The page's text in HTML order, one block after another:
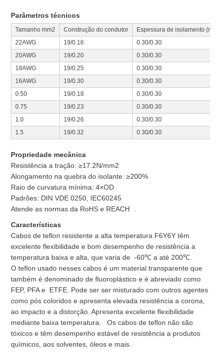
Parâmetros técnicos
Tamanho mm2 Construção do condutor
Espessura de isolamento (mm)
22AWG
19/0.16
0.30/0.30
20AWG
19/0.20
0.30/0.30
18AWG
19/0.25
0.30/0.30
16AWG
19/0.30
0.30/0.30
0.50
19/0.18
0.30/0.30
0.75
19/0.23
0.30/0.30
1.0
19/0.26
0.30/0.30
1.5
19/0.32 0.30/0.30
Propriedade mecânica
Resistência a tração: ≥17.2N/mm2
Alongamento na quebra do isolante: ≥200%
Raio de curvatura mínima: 4×OD
Padrões: DIN VDE 0250, IEC60245
Atende as normas da RoHS e REACH .
Características
Cabos de teflon resistente a alta temperatura F6Y6Y têm
excelente flexibilidade e bom desempenho de resistência a
temperatura baixa e alta, que varia de -60℃ a até 200℃.
O teflon usado nesses cabos é um material transparente que
também é denominado de fluoroplástico e é abreviado como
FEP, PFA e ETFE. Pode ser ser misturado com outros agentes
como pós coloridos e apresenta elevada resistência a corona,
ao impacto e a distorção. Apresenta excelente flexibilidade
mediante baixa temperatura. Os cabos de teflon não são
tóxicos e têm desempenho estável de resistência a produtos
químicos, aos solventes, óleos e mais.